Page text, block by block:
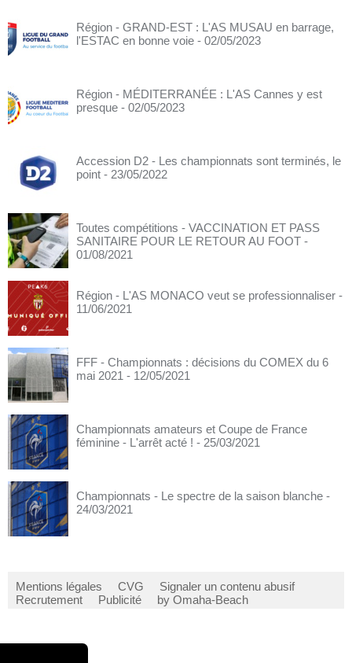
Région - GRAND-EST : L'AS MUSAU en barrage,
l'ESTAC en bonne voie - 02/05/2023
Région - MÉDITERRANÉE : L'AS Cannes y est
presque - 02/05/2023
Accession D2 - Les championnats sont terminés, le
point - 23/05/2022
Toutes compétitions - VACCINATION ET PASS
SANITAIRE POUR LE RETOUR AU FOOT -
01/08/2021
Région - L'AS MONACO veut se professionnaliser -
11/06/2021
FFF - Championnats : décisions du COMEX du 6
mai 2021 - 12/05/2021
Championnats amateurs et Coupe de France
féminine - L'arrêt acté ! - 25/03/2021
Championnats - Le spectre de la saison blanche -
24/03/2021
Mentions légales CVG
Signaler un contenu abusif
Recrutement
Publicité by Omaha-Beach